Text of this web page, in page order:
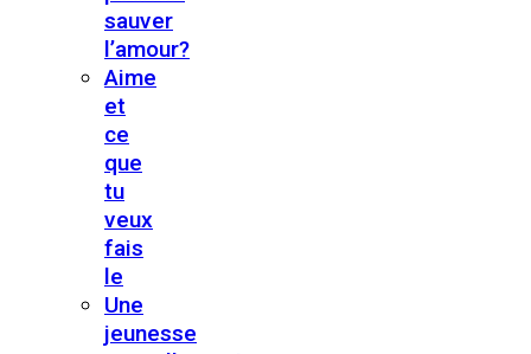
sauver
l’amour?
Aime
et
ce
que
tu
veux
fais
le
Une
jeunesse